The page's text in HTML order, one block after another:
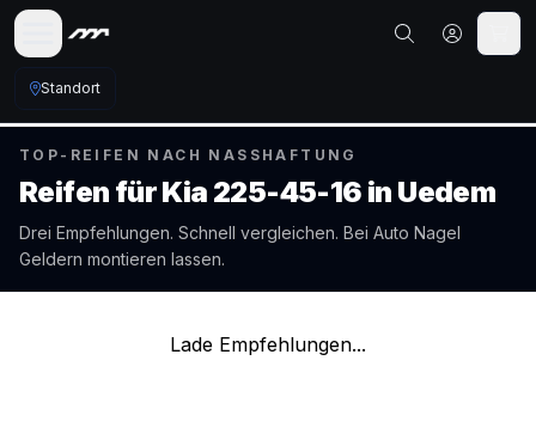
Standort
TOP-REIFEN NACH NASSHAFTUNG
Reifen fürKia 225-45-16 in Uedem
Drei Empfehlungen. Schnell vergleichen. Bei Auto Nagel
Geldern montieren lassen.
Lade Empfehlungen...